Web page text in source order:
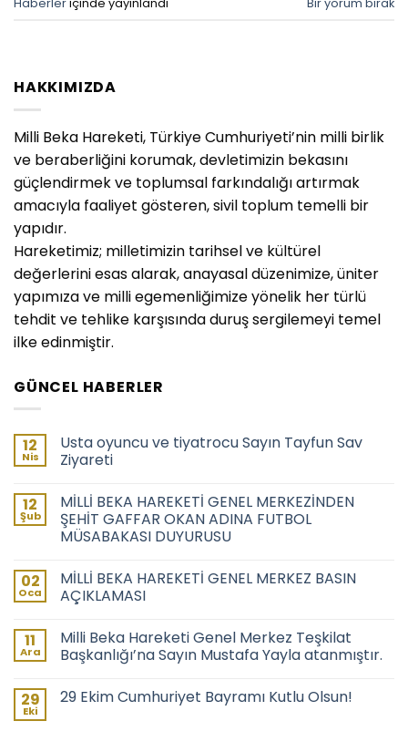
HAKKIMIZDA
Milli Beka Hareketi, Türkiye Cumhuriyeti’nin milli birlik
ve beraberliğini korumak, devletimizin bekasını
güçlendirmek ve toplumsal farkındalığı artırmak
amacıyla faaliyet gösteren, sivil toplum temelli bir
yapıdır.
Hareketimiz; milletimizin tarihsel ve kültürel
değerlerini esas alarak, anayasal düzenimize, üniter
yapımıza ve milli egemenliğimize yönelik her türlü
tehdit ve tehlike karşısında duruş sergilemeyi temel
ilke edinmiştir.
GÜNCEL HABERLER
12
Nis
Usta oyuncu ve tiyatrocu Sayın Tayfun Sav
Ziyareti
12
Şub
MİLLİ BEKA HAREKETİ GENEL MERKEZİNDEN
ŞEHİT GAFFAR OKAN ADINA FUTBOL
MÜSABAKASI DUYURUSU
02
Oca
MİLLİ BEKA HAREKETİ GENEL MERKEZ BASIN
AÇIKLAMASI
11
Ara
Milli Beka Hareketi Genel Merkez Teşkilat
Başkanlığı’na Sayın Mustafa Yayla atanmıştır.
29
Eki
29 Ekim Cumhuriyet Bayramı Kutlu Olsun!